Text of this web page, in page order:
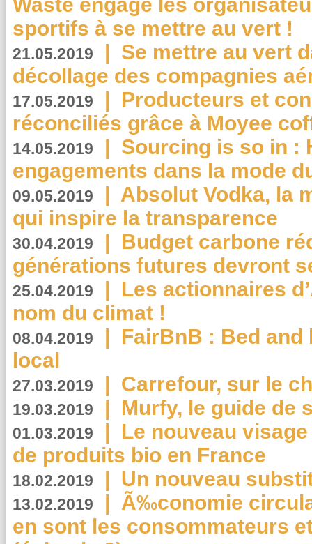
sportifs à se mettre au vert !
21.05.2019 | Se mettre au vert
décollage des compagnies
17.05.2019 | Producteurs et
réconciliés grâce à Moyee
14.05.2019 | Sourcing is so in :
engagements dans la mode
09.05.2019 | Absolut Vodka, la
qui inspire la transparence
30.04.2019 | Budget carbone
générations futures devront
25.04.2019 | Les actionnaires
nom du climat !
08.04.2019 | FairBnB : Bed
local
27.03.2019 | Carrefour, sur le
19.03.2019 | Murfy, le guide de
01.03.2019 | Le nouveau
de produits bio en France
18.02.2019 | Un nouveau
13.02.2019 | Ã‰conomie
en sont les consommateurs